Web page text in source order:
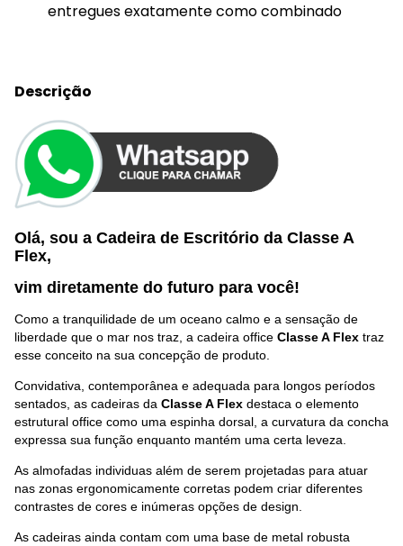
entregues exatamente como combinado
Descrição
Olá, sou a Cadeira de Escritório da Classe A
Flex,
vim diretamente do futuro para você!
Como a tranquilidade de um oceano calmo e a sensação de
liberdade que o mar nos traz, a cadeira office Classe A Flex traz
esse conceito na sua concepção de produto.
Convidativa, contemporânea e adequada para longos períodos
sentados, as cadeiras da Classe A Flex destaca o elemento
estrutural office como uma espinha dorsal, a curvatura da concha
expressa sua função enquanto mantém uma certa leveza.
As almofadas individuas além de serem projetadas para atuar
nas zonas ergonomicamente corretas podem criar diferentes
contrastes de cores e inúmeras opções de design.
As cadeiras ainda contam com uma base de metal robusta